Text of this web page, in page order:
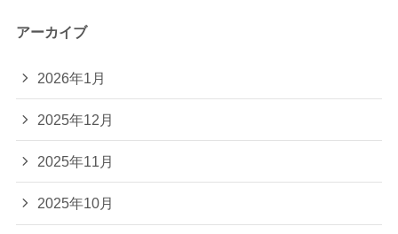
アーカイブ
2026年1月
2025年12月
2025年11月
2025年10月